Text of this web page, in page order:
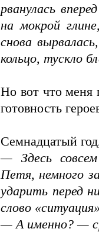
рванулась
на мокрой
снова
кольцо, тускло
Но вот что меня
готовность
Семнадцатый
— Здесь
Петя, немного
ударить перед
слово
— А именно? —